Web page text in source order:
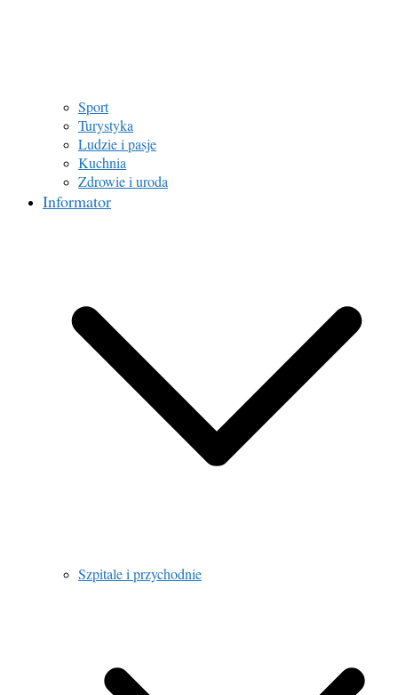
Sport
Turystyka
Ludzie i pasje
Kuchnia
Zdrowie i uroda
Informator
Szpitale i przychodnie